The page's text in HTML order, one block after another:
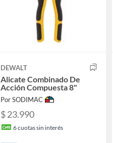
DEWALT
Alicate Combinado De
Acción Compuesta 8"
Por SODIMAC
$ 23.990
6cuotas sin interés